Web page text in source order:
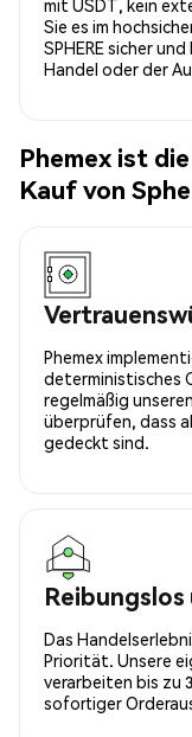
mit USDT, kein
Sie es im
SPHERE sicher
Handel oder der
Phemex ist
Kauf von
Phemex
deterministisches
regelmäßig unseren
überprüfen, dass
gedeckt sind.
Das
Priorität. Unsere
verarbeiten bis zu
sofortiger